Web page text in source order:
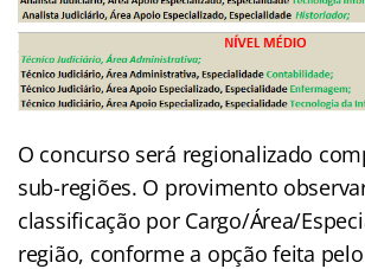
O concurso será regionalizado
sub-regiões. O provimento
classificação por Cargo/Área/
região, conforme a opção feita